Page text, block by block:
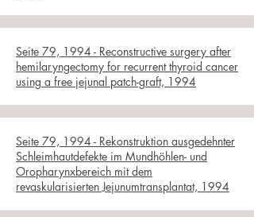
Seite 79, 1994 - Reconstructive surgery after
hemilaryngectomy for recurrent thyroid cancer
using a free jejunal patch-graft, 1994
Seite 79, 1994 - Rekonstruktion ausgedehnter
Schleimhautdefekte im Mundhöhlen- und
Oropharynxbereich mit dem
revaskularisierten Jejunumtransplantat, 1994